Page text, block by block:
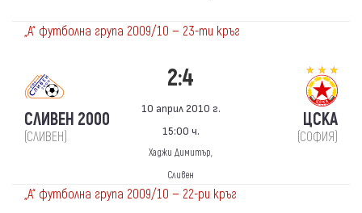
„А“ футболна група 2009/10 — 23-ти кръг
СЛИВЕН 2000
(СЛИВЕН)
2:4
10 април 2010 г.
15:00 ч.
Хаджи Димитър,
Сливен
ЦСКА
(СОФИЯ)
„А“ футболна група 2009/10 — 22-ри кръг